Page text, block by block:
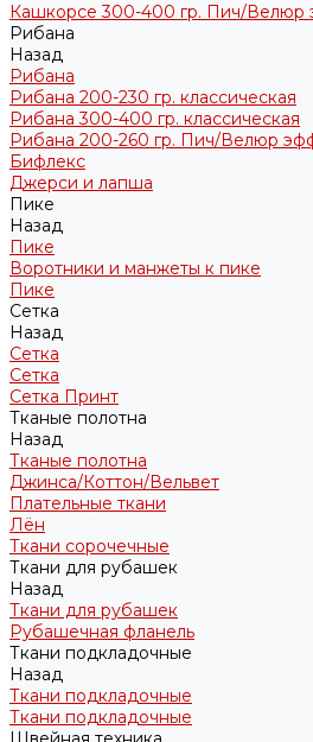
Кашкорсе 300-400 гр. Пич/Велюр
Рибана
Назад
Рибана
Рибана 200-230 гр. классическая
Рибана 300-400 гр. классическая
Рибана 200-260 гр. Пич/Велюр
Бифлекс
Джерси и лапша
Пике
Назад
Пике
Воротники и манжеты к пике
Пике
Сетка
Назад
Сетка
Сетка
Сетка Принт
Тканые полотна
Назад
Тканые полотна
Джинса/Коттон/Вельвет
Плательные ткани
Лён
Ткани сорочечные
Ткани для рубашек
Назад
Ткани для рубашек
Рубашечная фланель
Ткани подкладочные
Назад
Ткани подкладочные
Ткани подкладочные